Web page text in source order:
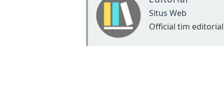
Situs Web
Official tim